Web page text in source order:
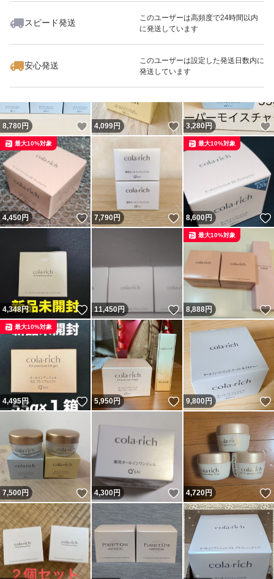
スピード発送
このユーザーは高頻度で24時間以内
に発送しています
安心発送
このユーザーは設定した発送日数内に
発送しています
いいね！
3,180
8,780円 いいね！
4,099円 いいね！
3,280円
4,450円 いいね！
最大10%対象
7,790円 いいね！
8,600円
最大10%対象
4,348円 いいね！
11,450円 いいね！
8,888円
最大10%対象
4,495円 いいね！
最大10%対象
5,950円 いいね！
9,800円
7,500円 いいね！
4,300円 いいね！
4,720円